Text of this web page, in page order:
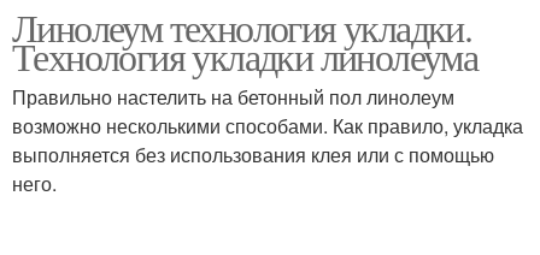
Линолеум технология укладки.
Технология укладки линолеума
Правильно настелить на бетонный пол линолеум
возможно несколькими способами. Как правило, укладка
выполняется без использования клея или с помощью
него.